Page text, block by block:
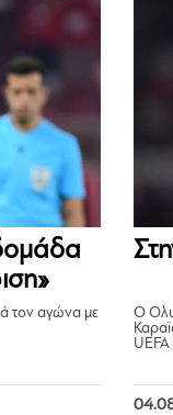
τον αγώνα με
Ο